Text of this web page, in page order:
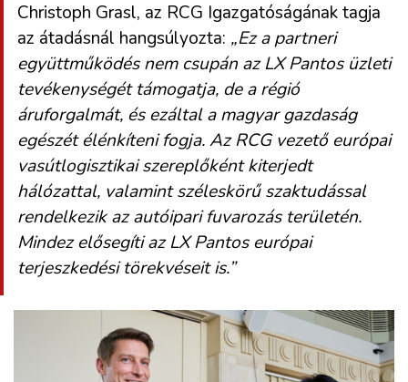
Christoph Grasl, az RCG Igazgatóságának tagja
az átadásnál hangsúlyozta: „Ez a partneri
együttműködés nem csupán az LX Pantos üzleti
tevékenységét támogatja, de a régió
áruforgalmát, és ezáltal a magyar gazdaság
egészét élénkíteni fogja. Az RCG vezető európai
vasútlogisztikai szereplőként kiterjedt
hálózattal, valamint széleskörű szaktudással
rendelkezik az autóipari fuvarozás területén.
Mindez elősegíti az LX Pantos európai
terjeszkedési törekvéseit is.”